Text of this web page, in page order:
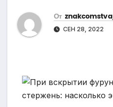
От znakcomstva_
СЕН 28, 2022